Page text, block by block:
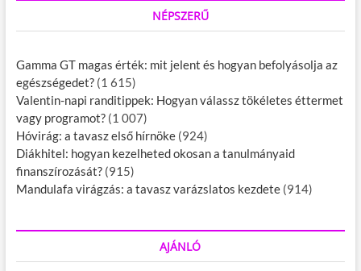
NÉPSZERŰ
Gamma GT magas érték: mit jelent és hogyan befolyásolja az
egészségedet? (1 615)
Valentin-napi randitippek: Hogyan válassz tökéletes éttermet
vagy programot? (1 007)
Hóvirág: a tavasz első hírnöke (924)
Diákhitel: hogyan kezelheted okosan a tanulmányaid
finanszírozását? (915)
Mandulafa virágzás: a tavasz varázslatos kezdete (914)
AJÁNLÓ